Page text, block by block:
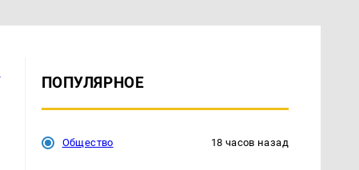
ПОПУЛЯРНОЕ
Общество 18 часов назад